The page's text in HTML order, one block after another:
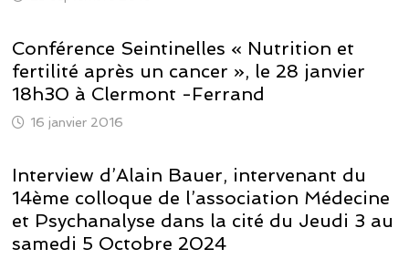
Conférence Seintinelles « Nutrition et
fertilité après un cancer », le 28 janvier
18h30 à Clermont -Ferrand
16 janvier 2016
Interview d’Alain Bauer, intervenant du
14ème colloque de l’association Médecine
et Psychanalyse dans la cité du Jeudi 3 au
samedi 5 Octobre 2024